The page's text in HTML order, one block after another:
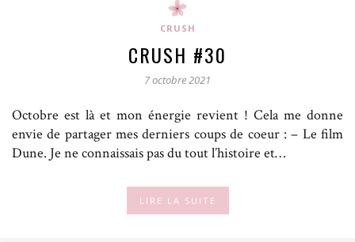
CRUSH
CRUSH #30
7 octobre 2021
Octobre est là et mon énergie revient ! Cela me donne
envie de partager mes derniers coups de coeur : – Le film
Dune. Je ne connaissais pas du tout l’histoire et…
LIRE LA SUITE